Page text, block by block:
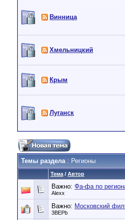
Винница
Хмельницкий
Крым
Луганск
Темы раздела: Регионы
Тема / Автор
Важно: Фа-фа по
Alexx
Важно: Московский
3BEPb